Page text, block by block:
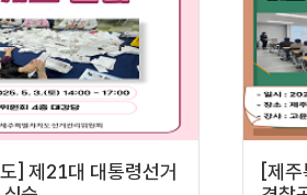
] 제21대 대통령선거
[제